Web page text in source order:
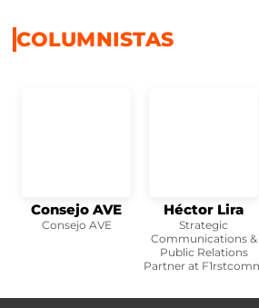
COLUMNISTAS
Consejo AVE
Consejo AVE
Héctor Lira
Strategic
Communications &
Public Relations
Partner at